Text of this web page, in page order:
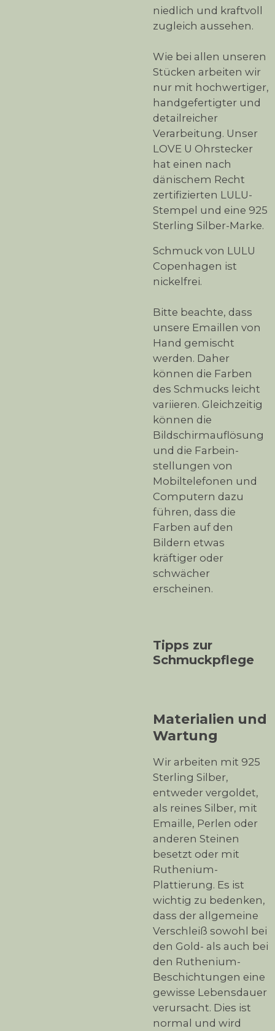
niedlich und kraftvoll
zugleich aussehen.
Wie bei allen unseren
Stücken arbeiten wir
nur mit hochwertiger,
handgefertigter und
detailreicher
Verarbeitung. Unser
LOVE U Ohrstecker
hat einen nach
dänischem Recht
zertifizierten LULU-
Stempel und eine 925
Sterling Silber-Marke.
Schmuck von LULU
Copenhagen ist
nickelfrei.
Bitte beachte, dass
unsere Emaillen von
Hand gemischt
werden. Daher
können die Farben
des Schmucks leicht
variieren. Gleichzeitig
können die
Bildschirmauflösung
und die Farbein-
stellungen von
Mobiltelefonen und
Computern dazu
führen, dass die
Farben auf den
Bildern etwas
kräftiger oder
schwächer
erscheinen.
Tipps zur
Schmuckpflege
Materialien und
Wartung
Wir arbeiten mit 925
Sterling Silber,
entweder vergoldet,
als reines Silber, mit
Emaille, Perlen oder
anderen Steinen
besetzt oder mit
Ruthenium-
Plattierung. Es ist
wichtig zu bedenken,
dass der allgemeine
Verschleiß sowohl bei
den Gold- als auch bei
den Ruthenium-
Beschichtungen eine
gewisse Lebensdauer
verursacht. Dies ist
normal und wird